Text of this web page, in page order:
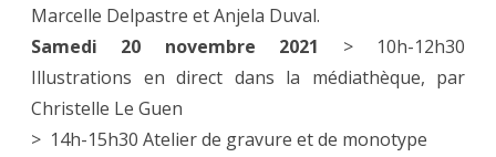
Marcelle Delpastre et Anjela Duval.
Samedi 20 novembre 2021
> 10h-12h30
Illustrations en direct dans la médiathèque, par
Christelle Le Guen
> 14h-15h30 Atelier de gravure et de monotype